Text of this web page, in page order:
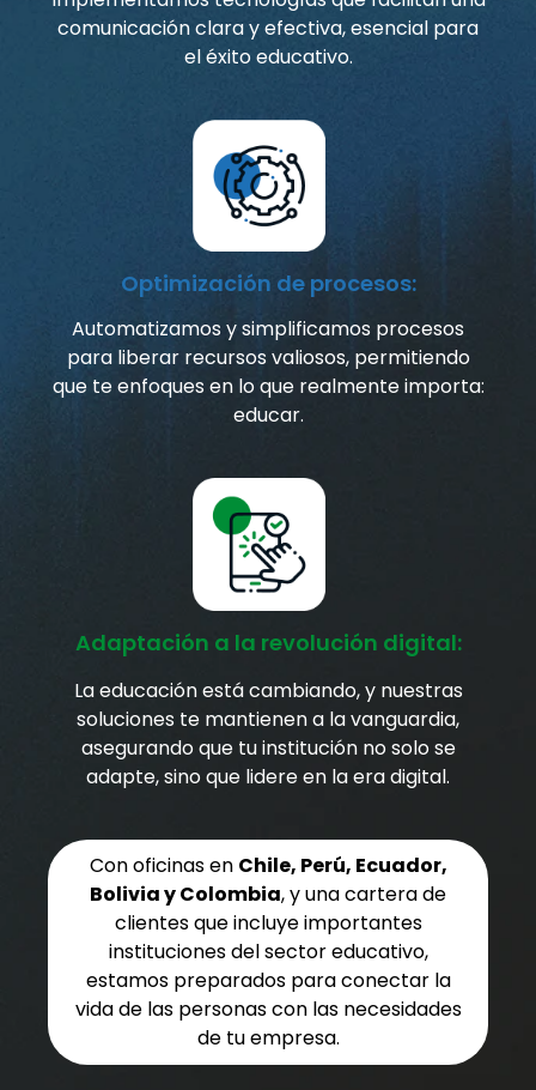
comunicación clara y efectiva, esencial para
el éxito educativo.
Optimización de procesos:
Automatizamos y simplificamos procesos
para liberar recursos valiosos, permitiendo
que te enfoques en lo que realmente importa:
educar.
Adaptación a la revolución digital:
La educación está cambiando, y nuestras
soluciones te mantienen a la vanguardia,
asegurando que tu institución no solo se
adapte, sino que lidere en la era digital.
Con oficinas en Chile, Perú, Ecuador,
Bolivia y Colombia, y una cartera de
clientes que incluye importantes
instituciones del sector educativo,
estamos preparados para conectar la
vida de las personas con las necesidades
de tu empresa.